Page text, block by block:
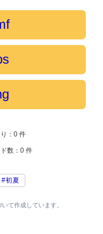
：0 件
数：0 件
#初夏
て作成しています。